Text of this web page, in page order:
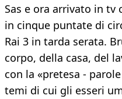
Sas e ora arrivato in tv
in cinque puntate di
Rai 3 in tarda serata.
corpo, della casa, del
con la «pretesa -
temi di cui gli esseri